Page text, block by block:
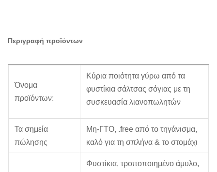
Περιγραφή προϊόντων
Όνομα
προϊόντων:
Κύρια ποιότητα γύρω από τα
φυστίκια σάλτσας σόγιας με τη
συσκευασία λιανοπωλητών
Τα σημεία
πώλησης
Μη-ΓΤΟ, .free από το τηγάνισμα,
καλό για τη σπλήνα & το στομάχι
Φυστίκια, τροποποιημένο άμυλο,